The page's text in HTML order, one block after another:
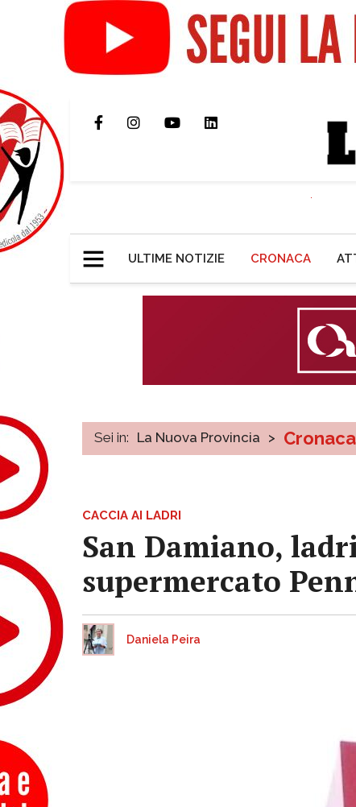
ULTIME NOTIZIE CRONACA
Sei in: La Nuova Provincia > Cronaca
CACCIA AI LADRI
San Damiano,
supermercato
Daniela Peira